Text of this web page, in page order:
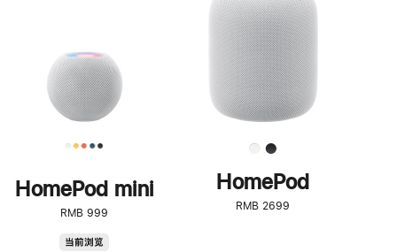
HomePod mini
RMB 999
当前浏览
了
解
HomePod<
HomePod
RMB 2699